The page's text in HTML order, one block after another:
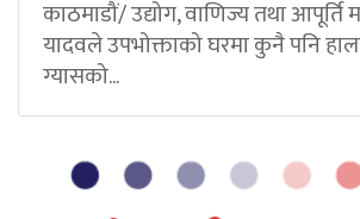
काठमाडौं/ उद्योग, वाणिज्य तथा आपूर्ति
यादवले उपभोक्ताको घरमा कुनै पनि
ग्यासको...